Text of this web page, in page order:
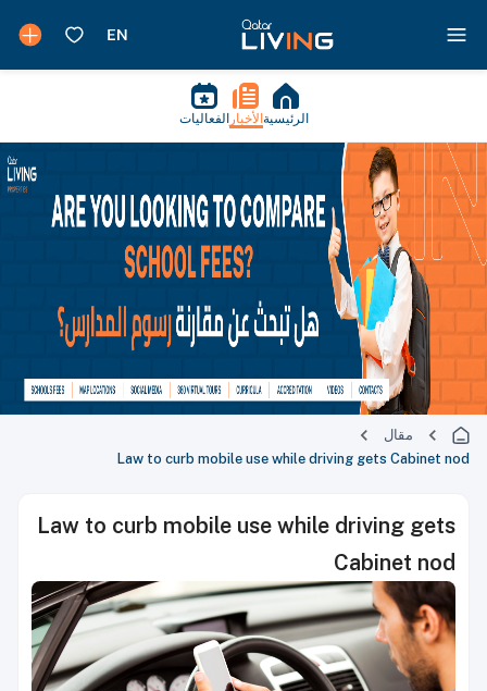
الرئيسية الأخبار الفعاليات
مقال
Law to curb mobile use while driving gets Cabinet nod
Law to curb mobile use while driving gets
Cabinet nod